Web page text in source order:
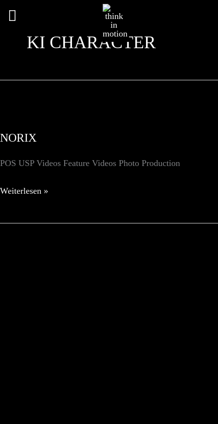
Hauptmenü
KI CHARACTER
NORIX
POS USP Videos Feature Videos Photo Production
NORIX
Weiterlesen »